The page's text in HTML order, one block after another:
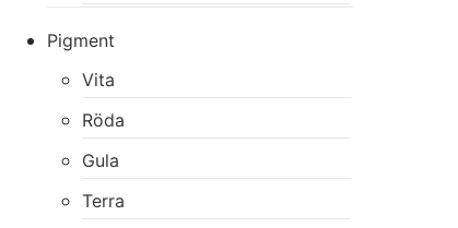
Pigment
Vita
Röda
Gula
Terra